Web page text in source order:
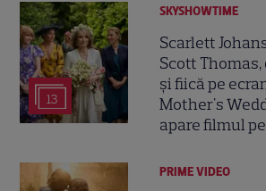
13
SKYSHOWTIME
Scarlett
Scott
și fiică pe
Mother's
apare filmul
PRIME VIDEO